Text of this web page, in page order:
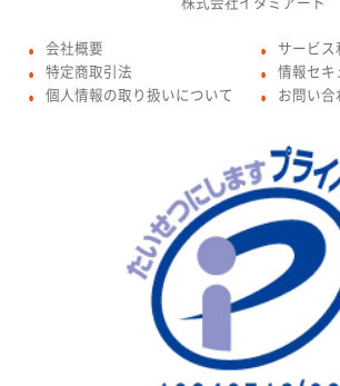
● 会社概要
● 特定商取引法
● 個人情報の取り扱いについて
● サービ
● 情報セ
● お問い合